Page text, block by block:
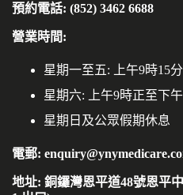
預約電話: (852) 3462 6688
營業時間:
星期一至五: 上午9時15
星期六: 上午9時正至下
星期日及公眾假期休息
電郵:
地址: 銅鑼灣恩平道48號恩平